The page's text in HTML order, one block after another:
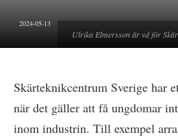
Ulrika Elmersson är vd för
2024-05-13
Skärteknikcentrum Sverige har
när det gäller att få ungdomar
inom industrin. Till exempel